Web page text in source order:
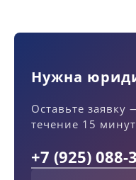
Нужна
Оставьте заявку
течение 15
+7 (925) 088-